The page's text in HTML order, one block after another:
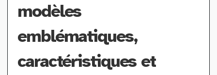
modèles
emblématiques,
caractéristiques et